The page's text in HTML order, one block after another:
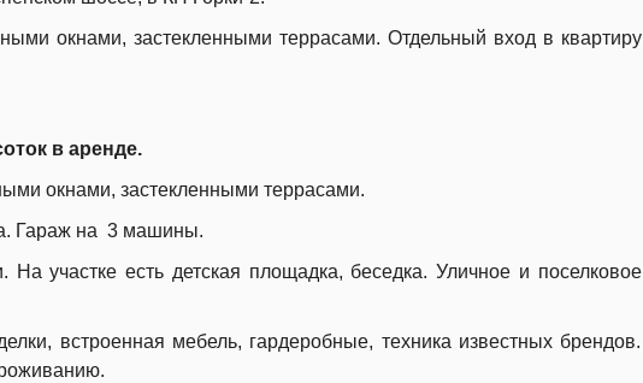
окнами, застекленными террасами. Отдельный вход в квартиру
в аренде.
окнами, застекленными террасами.
Гараж на 3 машины.
участке есть детская площадка, беседка. Уличное и поселковое
встроенная мебель, гардеробные, техника известных брендов.